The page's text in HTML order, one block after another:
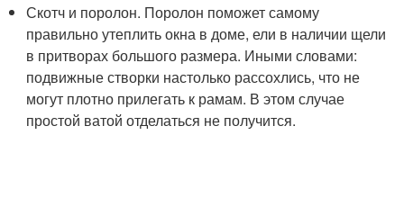
Скотч и поролон. Поролон поможет самому
правильно утеплить окна в доме, ели в наличии щели
в притворах большого размера. Иными словами:
подвижные створки настолько рассохлись, что не
могут плотно прилегать к рамам. В этом случае
простой ватой отделаться не получится.